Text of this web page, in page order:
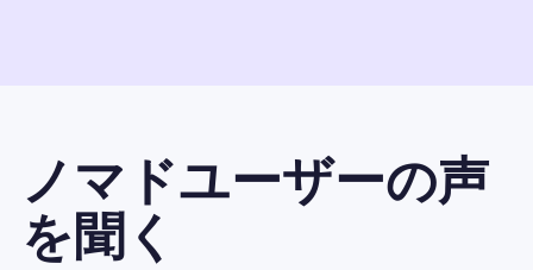
ノマドユーザーの声
を聞く